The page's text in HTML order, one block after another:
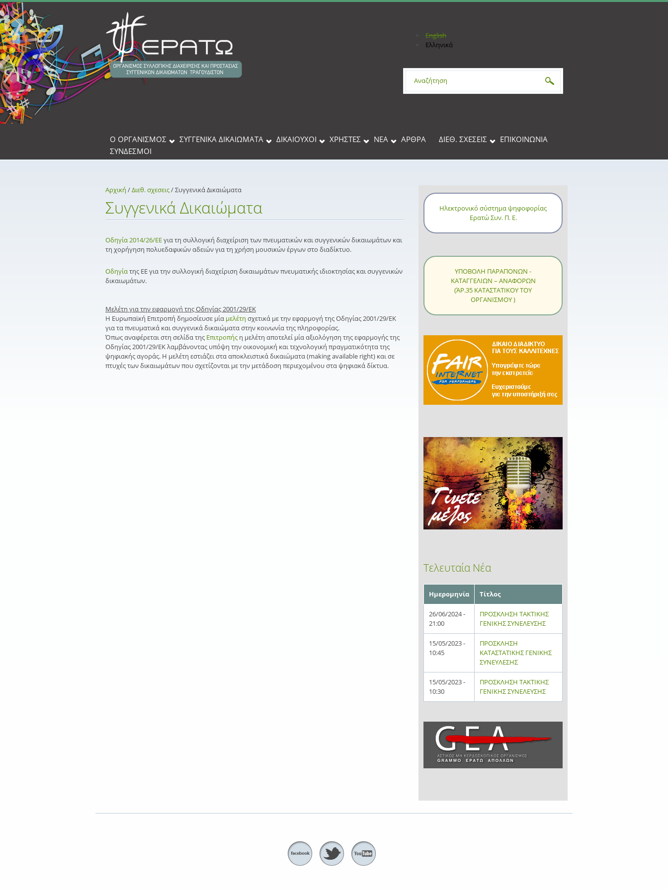
Παράκαμψη προς το κυρίως περιεχόμενο
English
Ελληνικά
Φόρμα αναζήτησης
Ο ΟΡΓΑΝΙΣΜΟΣ ΣΥΓΓΕΝΙΚΆ ΔΙΚΑΙΩΜΑΤΑ ΔΙΚΑΙΟΥΧΟΙ XΡΉΣΤΕΣ ΝΕΑ ΑΡΘΡΑ ΔΙΕΘ. ΣΧΕΣΕΙΣ
ΕΠΙΚΟΙΝΩΝΊΑ
ΣΎΝΔΕΣΜΟΙ
Αρχική /Διεθ. σχεσεις/Συγγενικά Δικαιώματα
Συγγενικά Δικαιώματα
Οδηγία 2014/26/ΕΕγια τη συλλογική διαχείριση των πνευματικών και συγγενικών δικαιωμάτων και
τη χορήγηση πολυεδαφικών αδειών για τη χρήση μουσικών έργων στο διαδίκτυο.
Οδηγία της ΕΕ για την συλλογική διαχείριση δικαιωμάτων πνευματικής ιδιοκτησίας και συγγενικών
δικαιωμάτων.
Μελέτη για την εφαρμογή της Οδηγίας 2001/29/ΕΚ
Η Ευρωπαϊκή Επιτροπή δημοσίευσε μία μελέτη σχετικά με την εφαρμογή της Οδηγίας 2001/29/ΕΚ
για τα πνευματικά και συγγενικά δικαιώματα στην κοινωνία της πληροφορίας.
Όπως αναφέρεται στη σελίδα της Επιτροπής η μελέτη αποτελεί μία αξιολόγηση της εφαρμογής της
Οδηγίας 2001/29/ΕΚ λαμβάνοντας υπόψη την οικονομική και τεχνολογική πραγματικότητα της
ψηφιακής αγοράς. Η μελέτη εστιάζει στα αποκλειστικά δικαιώματα (making available right) και σε
πτυχές των δικαιωμάτων που σχετίζονται με την μετάδοση περιεχομένου στα ψηφιακά δίκτυα.
Ηλεκτρονικό σύστημα ψηφοφορίας
Ερατώ Συν. Π. Ε.
ΥΠΟΒΟΛΗ ΠΑΡΑΠΟΝΩΝ -
ΚΑΤΑΓΓΕΛΙΩΝ – ΑΝΑΦΟΡΩΝ
(ΆΡ.35 ΚΑΤΑΣΤΑΤΙΚΟΥ ΤΟΥ
ΟΡΓΑΝΙΣΜΟΥ )
Τελευταία Νέα
Ημερομηνία Τίτλος
26/06/2024 -
21:00
ΠΡΟΣΚΛΗΣΗ ΤΑΚΤΙΚΗΣ
ΓΕΝΙΚΗΣ ΣΥΝΕΛΕΥΣΗΣ
15/05/2023 -
10:45
ΠΡΟΣΚΛΗΣΗ
ΚΑΤΑΣΤΑΤΙΚΗΣ ΓΕΝΙΚΗΣ
ΣΥΝΕΥΛΕΣΗΣ
15/05/2023 -
10:30
ΠΡΟΣΚΛΗΣΗ ΤΑΚΤΙΚΗΣ
ΓΕΝΙΚΗΣ ΣΥΝΕΛΕΥΣΗΣ